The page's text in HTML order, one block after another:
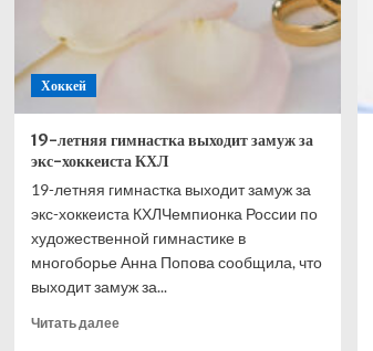
Хоккей
19-летняя гимнастка выходит замуж за
экс-хоккеиста КХЛ
19-летняя гимнастка выходит замуж за
экс-хоккеиста КХЛЧемпионка России по
художественной гимнастике в
многоборье Анна Попова сообщила, что
выходит замуж за...
Читать далееПрочитать